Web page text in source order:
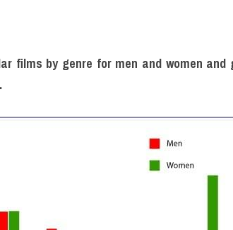
films by genre for men and women